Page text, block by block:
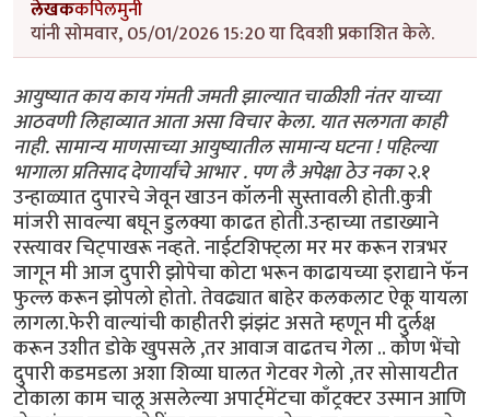
लेखककपिलमुनी
यांनी सोमवार, 05/01/2026 15:20 या दिवशी प्रकाशित केले.
आयुष्यात काय काय गंमती जमती झाल्यात चाळीशी नंतर याच्या
आठवणी लिहाव्यात आता असा विचार केला. यात सलगता काही
नाही. सामान्य माणसाच्या आयुष्यातील सामान्य घटना ! पहिल्या
भागाला प्रतिसाद देणार्यांचे आभार . पण लै अपेक्षा ठेउ नका२.१
उन्हाळ्यात दुपारचे जेवून खाउन कॉलनी सुस्तावली होती.कुत्री
मांजरी सावल्या बघून डुलक्या काढत होती.उन्हाच्या तडाख्याने
रस्त्यावर चिट्पाखरू नव्हते. नाईटशिफ्ट्ला मर मर करून रात्रभर
जागून मी आज दुपारी झोपेचा कोटा भरून काढायच्या इराद्याने फॅन
फुल्ल करून झोपलो होतो. तेवढ्यात बाहेर कलकलाट ऐकू यायला
लागला.फेरी वाल्यांची काहीतरी झंझंट असते म्हणून मी दुर्लक्ष
करून उशीत डोके खुपसले ,तर आवाज वाढतच गेला .. कोण भेंचो
दुपारी कडमडला अशा शिव्या घालत गेटवर गेलो ,तर सोसायटीत
टोकाला काम चालू असलेल्या अपार्ट्मेंटचा काँट्रक्टर उस्मान आणि